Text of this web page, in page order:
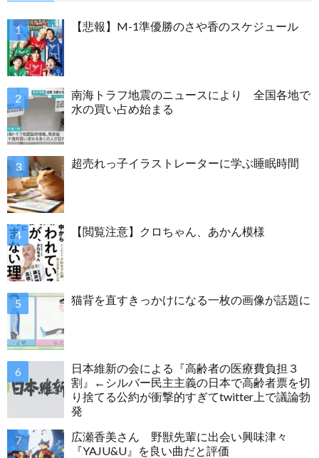
【悲報】M-1準優勝のさや香のスケジュール
南海トラフ地震のニュースにより 全国各地で
水の買い占め始まる
超売れっ子イラストレーターに学ぶ睡眠時間
【閲覧注意】クロちゃん、あかん模様
猫背を直すきっかけになる一枚の画像が話題に
日本維新の会による『高齢者の医療費負担３
割』←シルバー民主主義の日本で高齢者票を切
り捨てる公約が衝撃的すぎてtwitter上で議論勃
発
広瀬香美さん 野獣先輩に出会い興味津々
『YAJU&U』を良い曲だと評価